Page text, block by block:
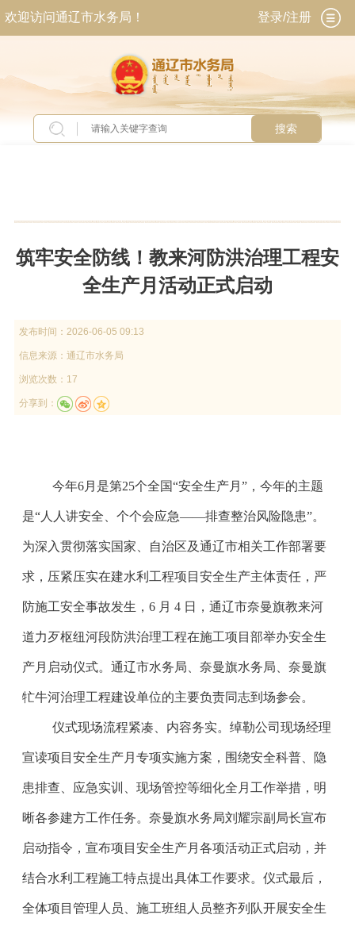
欢迎访问通辽市水务局！ 登录/注册
搜索
筑牢安全防线！教来河防洪治理工程安
全生产月活动正式启动
发布时间： 2026-06-05 09:13
信息来源： 通辽市水务局
浏览次数：17
分享到：
今年6月是第25个全国“安全生产月”，今年的主题
是“人人讲安全、个个会应急——排查整治风险隐患”。
为深入贯彻落实国家、自治区及通辽市相关工作部署要
求，压紧压实在建水利工程项目安全生产主体责任，严
防施工安全事故发生，6 月 4 日，通辽市奈曼旗教来河
道力歹枢纽河段防洪治理工程在施工项目部举办安全生
产月启动仪式。通辽市水务局、奈曼旗水务局、奈曼旗
牤牛河治理工程建设单位的主要负责同志到场参会。
仪式现场流程紧凑、内容务实。绰勒公司现场经理
宣读项目安全生产月专项实施方案，围绕安全科普、隐
患排查、应急实训、现场管控等细化全月工作举措，明
晰各参建方工作任务。奈曼旗水务局刘耀宗副局长宣布
启动指令，宣布项目安全生产月各项活动正式启动，并
结合水利工程施工特点提出具体工作要求。仪式最后，
全体项目管理人员、施工班组人员整齐列队开展安全生